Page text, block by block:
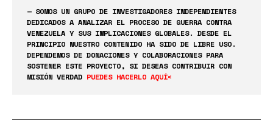
— SOMOS UN GRUPO DE INVESTIGADORES INDEPENDIENTES
DEDICADOS A ANALIZAR EL PROCESO DE GUERRA CONTRA
VENEZUELA Y SUS IMPLICACIONES GLOBALES. DESDE EL
PRINCIPIO NUESTRO CONTENIDO HA SIDO DE LIBRE USO.
DEPENDEMOS DE DONACIONES Y COLABORACIONES PARA
SOSTENER ESTE PROYECTO, SI DESEAS CONTRIBUIR CON
MISIÓN VERDAD PUEDES HACERLO AQUÍ<